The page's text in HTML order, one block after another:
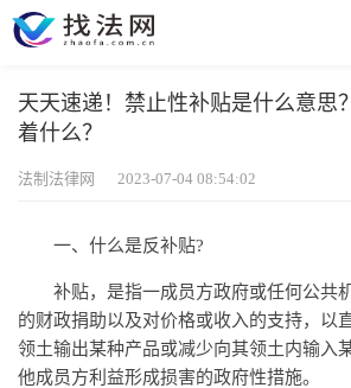
天天速递！禁止性补贴是什么意思
着什么？
法制法律网 2023-07-04 08:54:02
一、什么是反补贴?
补贴，是指一成员方政府或任何公共
的财政捐助以及对价格或收入的支持，以
领土输出某种产品或减少向其领土内输入
他成员方利益形成损害的政府性措施。